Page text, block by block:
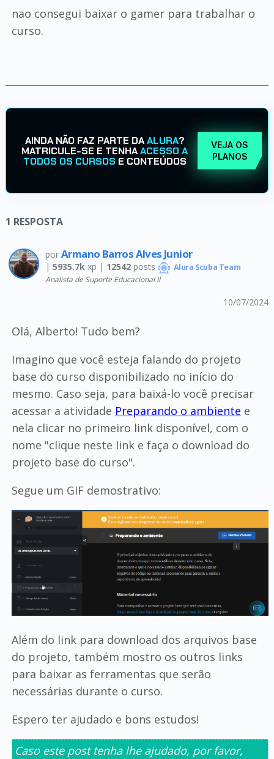
nao consegui baixar o gamer para trabalhar o
curso.
AINDA NÃO FAZ PARTE DAALURA?
MATRICULE-SE E TENHAACESSO A
TODOS OS CURSOS E CONTEÚDOS
VEJA OS
PLANOS
1 RESPOSTA
por Armano Barros Alves Junior
| 5935.7kxp | 12542posts Alura Scuba Team
Analista de Suporte Educacional II
10/07/2024
Olá, Alberto! Tudo bem?
Imagino que você esteja falando do projeto
base do curso disponibilizado no início do
mesmo. Caso seja, para baixá-lo você precisar
acessar a atividade Preparando o ambiente e
nela clicar no primeiro link disponível, com o
nome "clique neste link e faça o download do
projeto base do curso".
Segue um GIF demostrativo:
Além do link para download dos arquivos base
do projeto, também mostro os outros links
para baixar as ferramentas que serão
necessárias durante o curso.
Espero ter ajudado e bons estudos!
Caso este post tenha lhe ajudado, por favor,